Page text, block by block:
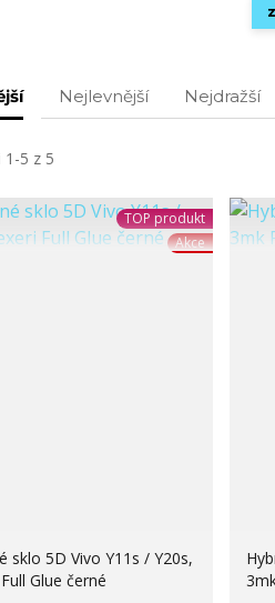
Nejlevnější Nejdražší
1-5 z 5
TOP produkt
Akce
sklo 5D Vivo Y11s / Y20s,
Glue černé